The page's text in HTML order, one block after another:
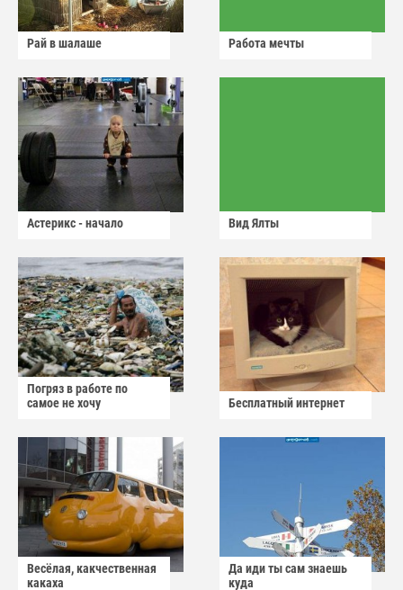
Рай в шалаше Работа мечты
Астерикс - начало Вид Ялты
Погряз в работе по
самое не хочу
Бесплатный интернет
Весёлая, какчественная
какаха
Да иди ты сам знаешь
куда